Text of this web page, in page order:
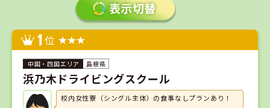
1位
島根県
浜乃木ドライビングスクール
校内女性寮（シングル主体）の食事なしプランあり！